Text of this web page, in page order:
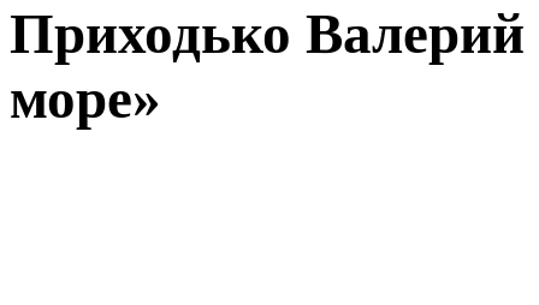
Приходько Валерий
море»